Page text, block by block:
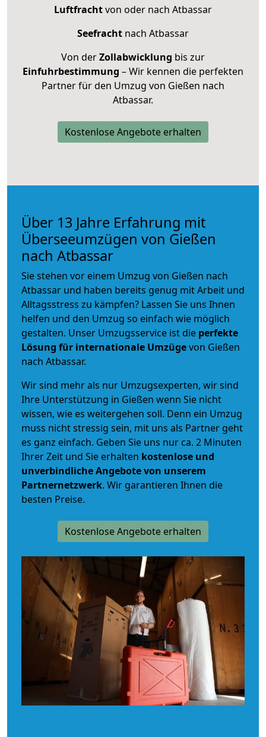
Luftfrachtvon oder nach Atbassar
Seefracht nach Atbassar
Von derZollabwicklung bis zur
Einfuhrbestimmung – Wir kennen die perfekten
Partner für den Umzug von Gießen nach
Atbassar.
Kostenlose Angebote erhalten
Über 13 Jahre Erfahrung mit
Überseeumzügen von Gießen
nach Atbassar
Sie stehen vor einem Umzug von Gießen nach
Atbassar und haben bereits genug mit Arbeit und
Alltagsstress zu kämpfen? Lassen Sie uns Ihnen
helfen und den Umzug so einfach wie möglich
gestalten. Unser Umzugsservice ist die perfekte
Lösung für internationale Umzügevon Gießen
nach Atbassar.
Wir sind mehr als nur Umzugsexperten, wir sind
Ihre Unterstützung in Gießen wenn Sie nicht
wissen, wie es weitergehen soll. Denn ein Umzug
muss nicht stressig sein, mit uns als Partner geht
es ganz einfach. Geben Sie uns nur ca. 2 Minuten
Ihrer Zeit und Sie erhalten kostenlose und
unverbindlicheAngebote von unserem
Partnernetzwerk. Wir garantieren Ihnen die
besten Preise.
Kostenlose Angebote erhalten